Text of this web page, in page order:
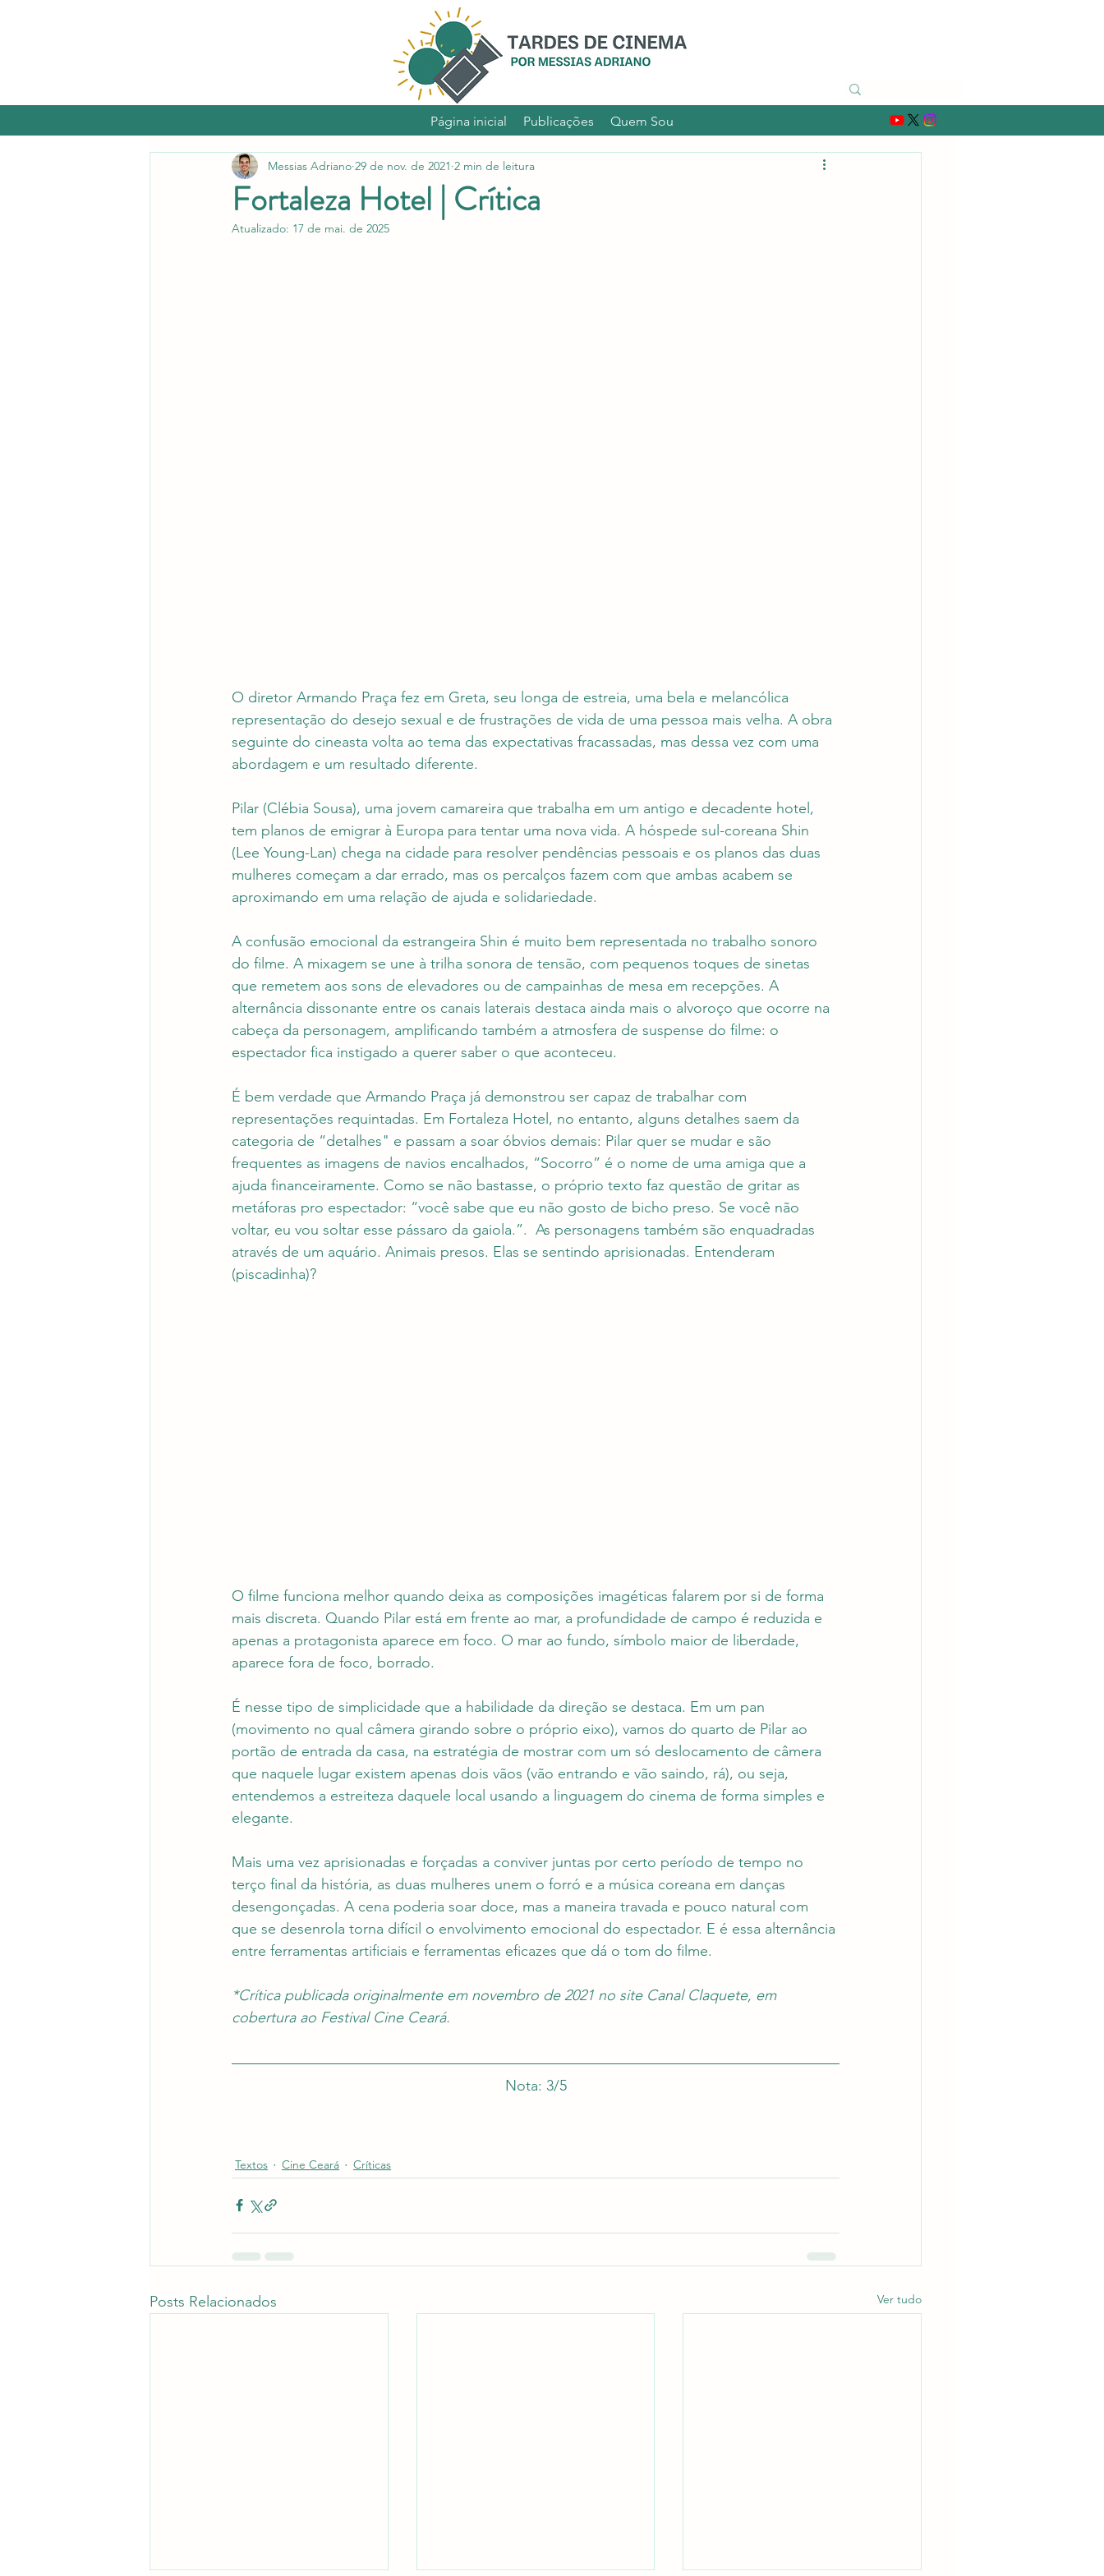
Página inicial Publicações Quem Sou
Fortaleza Hotel | Crítica
Messias Adriano 29 de nov. de 2021 2 min de leitura
Atualizado: 17 de mai. de 2025
O diretor Armando Praça fez em Greta, seu longa de estreia, uma bela e melancólica
representação do desejo sexual e de frustrações de vida de uma pessoa mais velha. A obra
seguinte do cineasta volta ao tema das expectativas fracassadas, mas dessa vez com uma
abordagem e um resultado diferente.
Pilar (Clébia Sousa), uma jovem camareira que trabalha em um antigo e decadente hotel,
tem planos de emigrar à Europa para tentar uma nova vida. A hóspede sul-coreana Shin
(Lee Young-Lan) chega na cidade para resolver pendências pessoais e os planos das duas
mulheres começam a dar errado, mas os percalços fazem com que ambas acabem se
aproximando em uma relação de ajuda e solidariedade.
A confusão emocional da estrangeira Shin é muito bem representada no trabalho sonoro
do filme. A mixagem se une à trilha sonora de tensão, com pequenos toques de sinetas
que remetem aos sons de elevadores ou de campainhas de mesa em recepções. A
alternância dissonante entre os canais laterais destaca ainda mais o alvoroço que ocorre na
cabeça da personagem, amplificando também a atmosfera de suspense do filme: o
espectador fica instigado a querer saber o que aconteceu.
É bem verdade que Armando Praça já demonstrou ser capaz de trabalhar com
representações requintadas. Em Fortaleza Hotel, no entanto, alguns detalhes saem da
categoria de “detalhes" e passam a soar óbvios demais: Pilar quer se mudar e são
frequentes as imagens de navios encalhados, “Socorro” é o nome de uma amiga que a
ajuda financeiramente. Como se não bastasse, o próprio texto faz questão de gritar as
metáforas pro espectador: “você sabe que eu não gosto de bicho preso. Se você não
voltar, eu vou soltar esse pássaro da gaiola.”.  As personagens também são enquadradas
através de um aquário. Animais presos. Elas se sentindo aprisionadas. Entenderam
(piscadinha)?
O filme funciona melhor quando deixa as composições imagéticas falarem por si de forma
mais discreta. Quando Pilar está em frente ao mar, a profundidade de campo é reduzida e
apenas a protagonista aparece em foco. O mar ao fundo, símbolo maior de liberdade,
aparece fora de foco, borrado.
É nesse tipo de simplicidade que a habilidade da direção se destaca. Em um pan
(movimento no qual câmera girando sobre o próprio eixo), vamos do quarto de Pilar ao
portão de entrada da casa, na estratégia de mostrar com um só deslocamento de câmera
que naquele lugar existem apenas dois vãos (vão entrando e vão saindo, rá), ou seja,
entendemos a estreiteza daquele local usando a linguagem do cinema de forma simples e
elegante.
Mais uma vez aprisionadas e forçadas a conviver juntas por certo período de tempo no
terço final da história, as duas mulheres unem o forró e a música coreana em danças
desengonçadas. A cena poderia soar doce, mas a maneira travada e pouco natural com
que se desenrola torna difícil o envolvimento emocional do espectador. E é essa alternância
entre ferramentas artificiais e ferramentas eficazes que dá o tom do filme.
*Crítica publicada originalmente em novembro de 2021 no site Canal Claquete, em
cobertura ao Festival Cine Ceará.
Nota: 3/5
Textos Cine Ceará Críticas
Posts Relacionados Ver tudo